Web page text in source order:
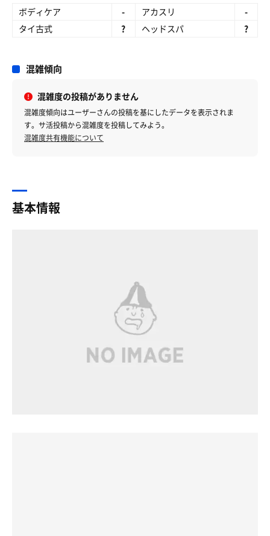
ボディケア - アカスリ
-
タイ古式
? ヘッドスパ ?
混雑傾向
混雑度の投稿がありません
混雑度傾向はユーザーさんの投稿を基にしたデータを表示されま
す。サ活投稿から混雑度を投稿してみよう。
混雑度共有機能について
基本情報